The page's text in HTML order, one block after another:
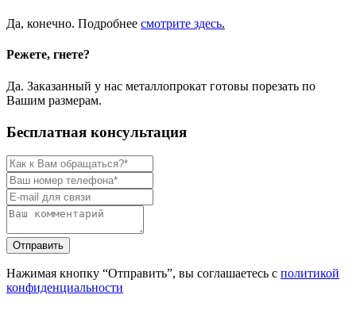
Да, конечно. Подробнее смотрите здесь.
Режете, гнете?
Да. Заказанный у нас металлопрокат готовы порезать по
Вашим размерам.
Бесплатная консультация
Нажимая кнопку “Отправить”, вы соглашаетесь с политикой
конфиденциальности